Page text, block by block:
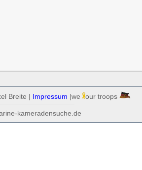
Breite | Impressum |we our troops
kameradensuche.de